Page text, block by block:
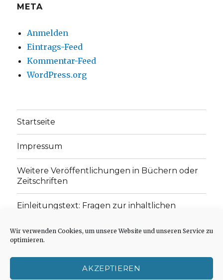
Wir verwenden Cookies, um unsere Website und unseren Service zu
optimieren.
AKZEPTIEREN
META
Anmelden
Eintrags-Feed
Kommentar-Feed
WordPress.org
Startseite
Impressum
Weitere Veröffentlichungen in Büchern oder
Zeitschriften
Einleitungstext: Fragen zur inhaltlichen
„schwachen Glaubens“